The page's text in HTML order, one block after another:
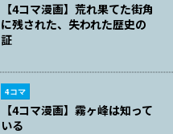
【4コマ漫画】荒れ果てた街角
に残された、失われた歴史の
証
4コマ
【4コマ漫画】霧ヶ峰は知って
いる